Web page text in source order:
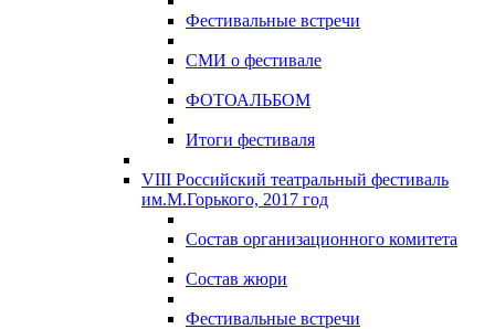
Фестивальные встречи
СМИ о фестивале
ФОТОАЛЬБОМ
Итоги фестиваля
VIII Российский театральный фестиваль
им.М.Горького, 2017 год
Состав организационного комитета
Состав жюри
Фестивальные встречи